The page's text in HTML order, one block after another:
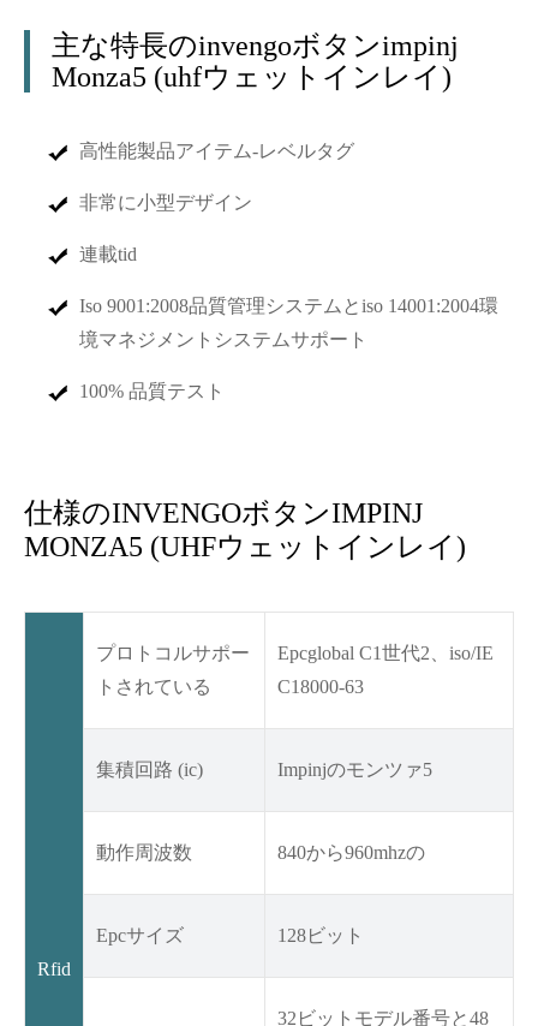
主な特長のinvengoボタンimpinj
Monza5 (uhfウェットインレイ)
高性能製品アイテム-レベルタグ
非常に小型デザイン
連載tid
Iso 9001:2008品質管理システムとiso 14001:2004環
境マネジメントシステムサポート
100% 品質テスト
仕様のINVENGOボタンIMPINJ
MONZA5 (UHFウェットインレイ)
Rfid
プロトコルサポー
トされている
Epcglobal C1世代2、iso/IE
C18000-63
集積回路 (ic) Impinjのモンツァ5
動作周波数 840から960mhzの
Epcサイズ 128ビット
32ビットモデル番号と48